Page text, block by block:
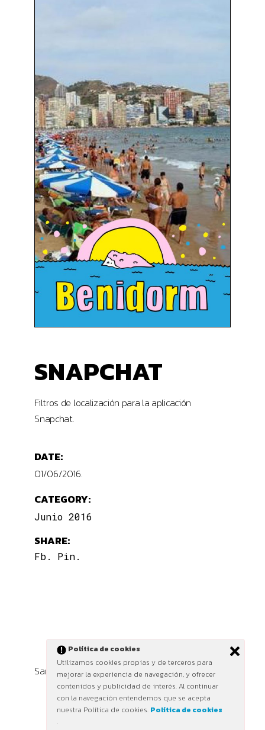
SNAPCHAT
Filtros de localización para la aplicación
Snapchat.
DATE:
01/06/2016.
CATEGORY:
Junio 2016
SHARE:
Fb. Pin.
Sanz i Vila 2025 ©
Política de cookies
Utilizamos cookies propias y de terceros para
mejorar la experiencia de navegación, y ofrecer
contenidos y publicidad de interés. Al continuar
con la navegación entendemos que se acepta
nuestra Política de cookies. Política de cookies
.